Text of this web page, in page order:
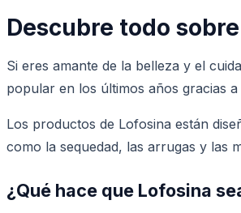
Descubre todo
Si eres amante de la belleza y el
popular en los últimos años gracias
Los productos de Lofosina están
como la sequedad, las arrugas y las
¿Qué hace que Lofosina